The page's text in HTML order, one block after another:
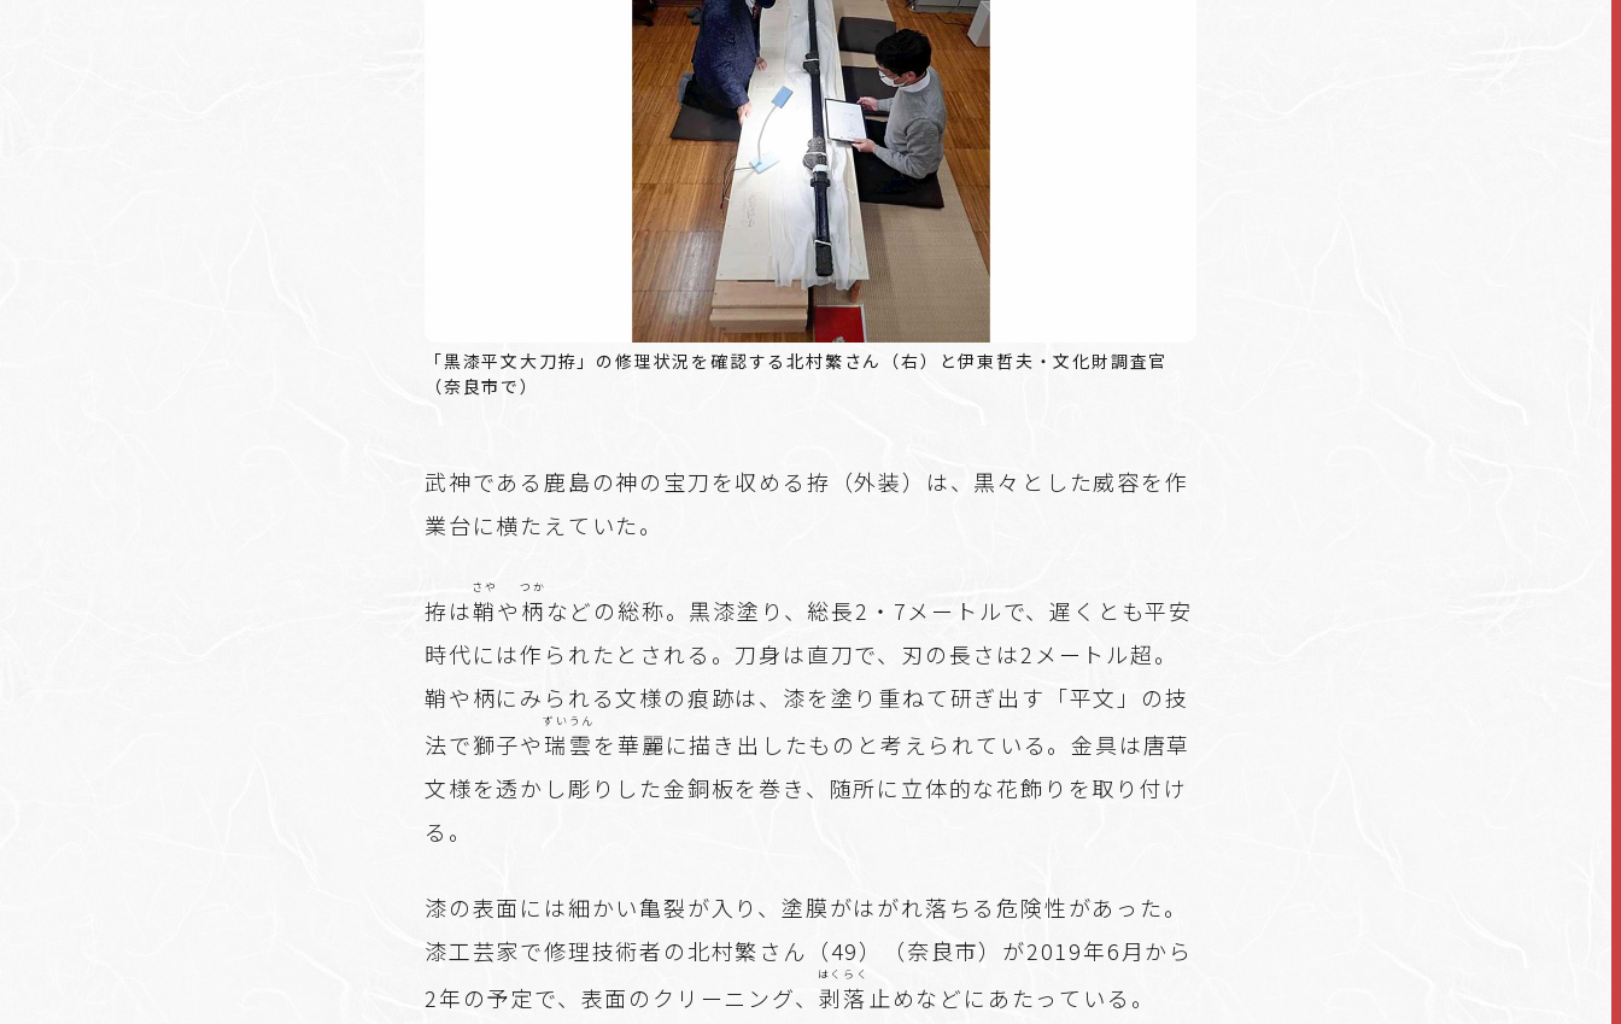
「黒漆平文大刀拵」の修理状況を確認する北村繁さん（右）と伊東哲夫・文化財調査官
（奈良市で）
武神である鹿島の神の宝刀を収める拵（外装）は、黒々とした威容を作
業台に横たえていた。
拵は鞘
さや
や柄
つか
などの総称。黒漆塗り、総長2・7メートルで、遅くとも平安
時代には作られたとされる。刀身は直刀で、刃の長さは2メートル超。
鞘や柄にみられる文様の痕跡は、漆を塗り重ねて研ぎ出す「平文」の技
法で獅子や瑞雲
ずいうん
を華麗に描き出したものと考えられている。金具は唐草
文様を透かし彫りした金銅板を巻き、随所に立体的な花飾りを取り付け
る。
漆の表面には細かい亀裂が入り、塗膜がはがれ落ちる危険性があった。
漆工芸家で修理技術者の北村繁さん（49）（奈良市）が2019年6月から
2年の予定で、表面のクリーニング、 剥落
はくらく
止めなどにあたっている。